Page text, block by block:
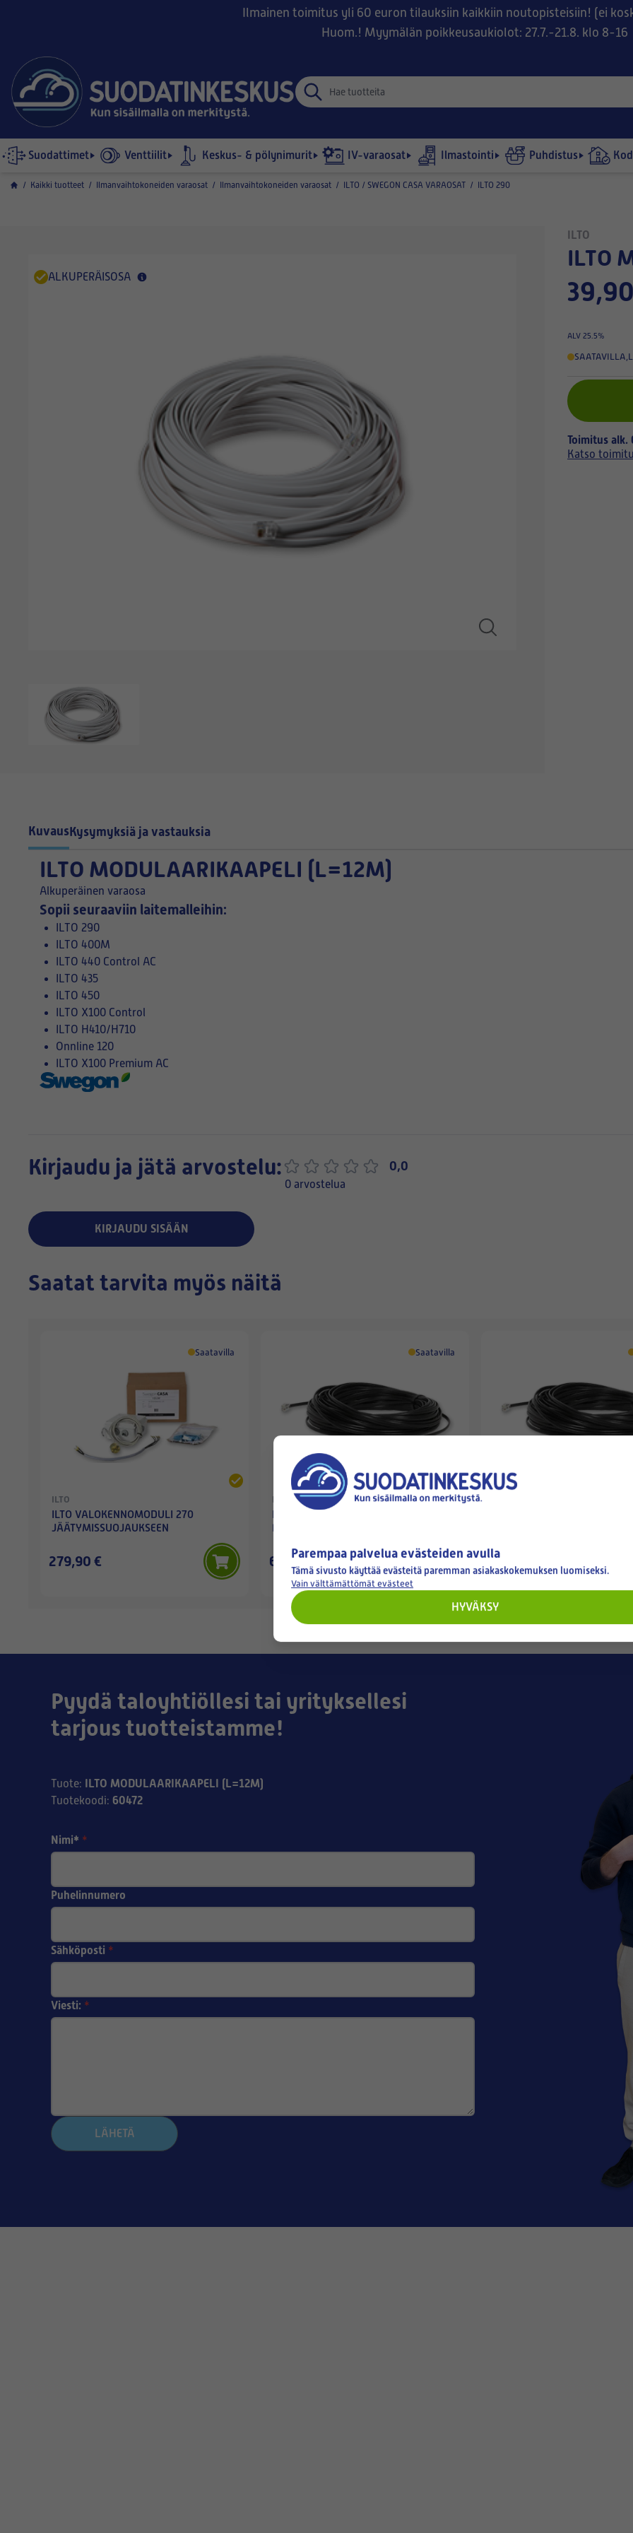
Ilmainen toimitus yli 60 euron tilauksiin kaikkiin noutopisteisiin! (ei
Huom.! Myymälän poikkeusaukiolot: 27.7.-21.8. klo 8-16
Suodattimet Venttiilit Keskus- & pölynimurit IV-varaosat Ilmastointi Puhdistus
/ Kaikki tuotteet / Ilmanvaihtokoneiden varaosat / Ilmanvaihtokoneiden varaosat / ILTO / SWEGON CASA VARAOSAT / ILTO 290
ALKUPERÄISOSA
ILTO
ILTO
ALV 25.5%
SAATAVILLA,
Toimitus alk.
Katso
KuvausKysymyksiä ja vastauksia
ILTO MODULAARIKAAPELI (L=12M)
Alkuperäinen varaosa
Sopii seuraaviin laitemalleihin:
ILTO 290
ILTO 400M
ILTO 440 Control AC
ILTO 435
ILTO 450
ILTO X100 Control
ILTO H410/H710
Onnline 120
ILTO X100 Premium AC
Kirjaudu ja jätä arvostelu: 0,0
0 arvostelua
KIRJAUDU SISÄÄN
Saatat tarvita myös näitä
Saatavilla
ILTO
ILTO VALOKENNOMODULI 270
JÄÄTYMISSUOJAUKSEEN
279,90 €
Saatavilla
ILTO
ILTO/SWEGON MODULAARIKAAPELI
RJ9-LIITTIMELLÄ 20M
63,20 € 59,50 €
Pyydä taloyhtiöllesi tai yrityksellesi
tarjous tuotteistamme!
Tuote: ILTO MODULAARIKAAPELI (L=12M)
Tuotekoodi: 60472
Nimi* *
Puhelinnumero
Sähköposti *
Viesti: *
LÄHETÄ
Parempaa palvelua evästeiden avulla
Tämä sivusto käyttää evästeitä paremman asiakaskokemuksen luomiseksi.
Vain välttämättömät evästeet
HYVÄKSY